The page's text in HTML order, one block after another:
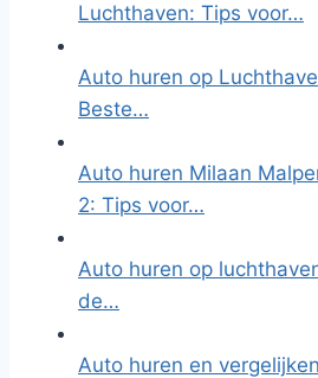
Luchthaven: Tips voor…
Auto huren op
Beste…
Auto huren Milaan
2: Tips voor…
Auto huren op
de…
Auto huren en